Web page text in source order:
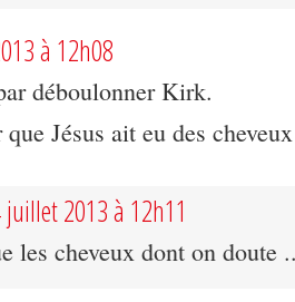
à 12h08
déboulonner Kirk.
Jésus ait eu des
juillet 2013 à 12h11
les cheveux dont on doute